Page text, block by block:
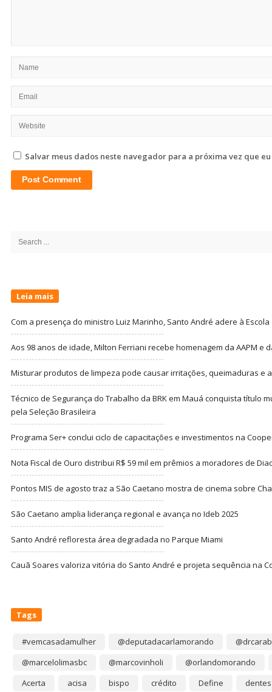
Salvar meus dados neste navegador para a próxima vez que
Search
Leia mais
Com a presença do ministro Luiz Marinho, Santo André adere à
Aos 98 anos de idade, Milton Ferriani recebe homenagem da AAPM e
Misturar produtos de limpeza pode causar irritações, queimaduras e
Técnico de Segurança do Trabalho da BRK em Mauá conquista título
pela Seleção Brasileira
Programa Ser+ conclui ciclo de capacitações e investimentos na
Nota Fiscal de Ouro distribui R$ 59 mil em prêmios a moradores de
Pontos MIS de agosto traz a São Caetano mostra de cinema sobre
São Caetano amplia liderança regional e avança no Ideb 2025
Santo André refloresta área degradada no Parque Miami
Cauã Soares valoriza vitória do Santo André e projeta sequência na
Tags
#vemcasadamulher @deputadacarlamorando
@marcelolimasbc
@marcovinholi
@orlandomorando
Acerta
acisa bispo crédito Define dentes